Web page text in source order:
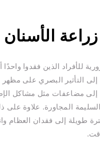
الأسنان
للأفراد الذين فقدوا واحدًا
إلى التأثير البصري على مظهر
إلى مضاعفات مثل مشاكل
المجاورة. علاوة على
طويلة إلى فقدان العظام